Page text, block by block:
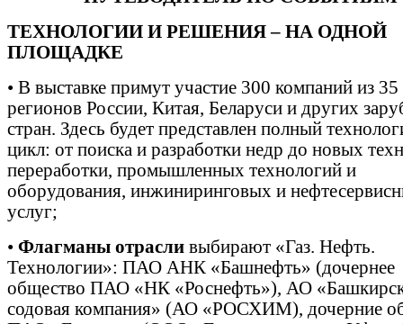
ТЕХНОЛОГИИ И РЕШЕНИЯ – НА ОДНОЙ
ПЛОЩАДКЕ
• В выставке примут участие 300 компаний из 35
регионов России, Китая, Беларуси и других
стран. Здесь будет представлен полный
цикл: от поиска и разработки недр до новых
переработки, промышленных технологий и
оборудования, инжиниринговых и
услуг;
• Флагманы отрасли выбирают «Газ. Нефть.
Технологии»: ПАО АНК «Башнефть» (дочернее
общество ПАО «НК «Роснефть»), АО
содовая компания» (АО «РОСХИМ), дочерние